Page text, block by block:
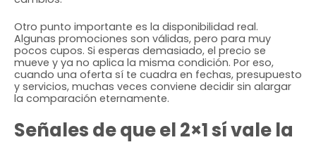
Otro punto importante es la disponibilidad real.
Algunas promociones son válidas, pero para muy
pocos cupos. Si esperas demasiado, el precio se
mueve y ya no aplica la misma condición. Por eso,
cuando una oferta sí te cuadra en fechas, presupuesto
y servicios, muchas veces conviene decidir sin alargar
la comparación eternamente.
Señales de que el 2×1 sí vale la